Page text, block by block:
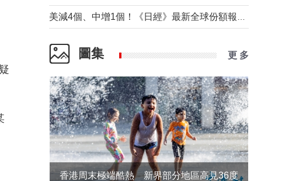
圖集 更 多
香港周末極端酷熱 新界部分地區高見36度